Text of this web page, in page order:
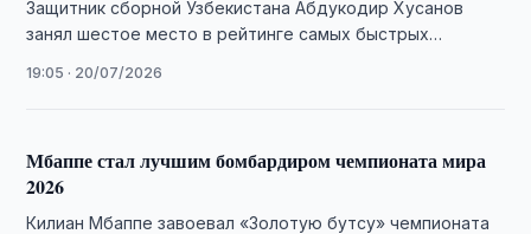
Защитник сборной Узбекистана Абдукодир Хусанов
занял шестое место в рейтинге самых быстрых
19:05 · 20/07/2026
Мбаппе стал лучшим бомбардиром чемпионата мира
2026
Килиан Мбаппе завоевал «Золотую бутсу» чемпионата